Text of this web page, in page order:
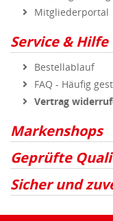
Mitgliederportal
Service & Hilfe
Bestellablauf
FAQ - Häufig
Vertrag
Markenshops
Geprüfte
Sicher und